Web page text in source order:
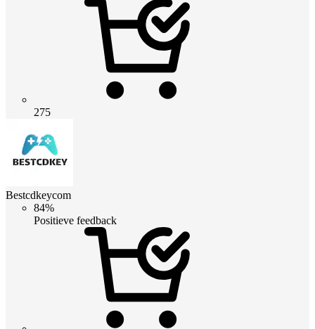
275
Bestcdkeycom
84%
Positieve feedback